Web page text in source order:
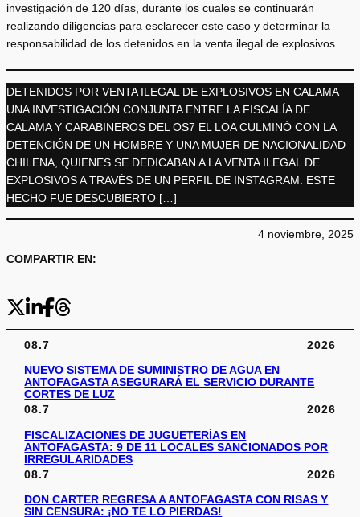
investigación de 120 días, durante los cuales se continuarán
realizando diligencias para esclarecer este caso y determinar la
responsabilidad de los detenidos en la venta ilegal de explosivos.
DETENIDOS POR VENTA ILEGAL DE EXPLOSIVOS EN CALAMA
UNA INVESTIGACIÓN CONJUNTA ENTRE LA FISCALÍA DE
CALAMA Y CARABINEROS DEL OS7 EL LOA CULMINÓ CON LA
DETENCIÓN DE UN HOMBRE Y UNA MUJER DE NACIONALIDAD
CHILENA, QUIENES SE DEDICABAN A LA VENTA ILEGAL DE
EXPLOSIVOS A TRAVÉS DE UN PERFIL DE INSTAGRAM. ESTE
HECHO FUE DESCUBIERTO […]
COMPARTIR EN:
4 noviembre, 2025
08.7
2026
NUEVO SISTEMA DE SUMINISTRO DE AGUA EN
ANTOFAGASTA ASEGURARÁ EL SERVICIO DURANTE
CORTES DE LUZ
08.7
2026
FISCALIZACIONES DE JUGUETERÍAS EN
ANTOFAGASTA: 9 DE 11 LOCALES SANCIONADOS POR
IRREGULARIDADES
08.7
2026
DON CARTER REGRESA A ANTOFAGASTA CON RISAS Y
SIN CENSURA: ¡NO TE LO PIERDAS!